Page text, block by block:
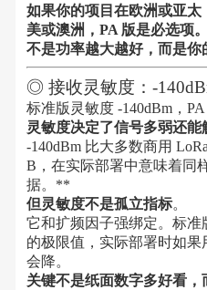
如果你的项目在欧洲或亚
美或澳洲，PA 版是必选项。
不是功率越大越好，而是你
◎ 接收灵敏度：-
标准版灵敏度 -140dBm，PA
灵敏度决定了信号多弱还能
-140dBm 比大多数商用
B，在实际部署中意味着同
据。**
但灵敏度不是孤立指标。
它和扩频因子强绑定。标准
的极限值，实际部署时如果
会降。
关键不是纸面数字多好看